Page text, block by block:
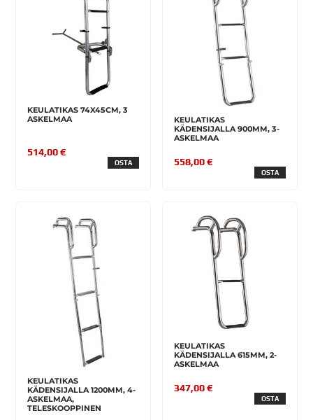
KEULATIKAS 74X45CM, 3
ASKELMAA
514,00 €
OSTA
KEULATIKAS
KÄDENSIJALLA 900MM, 3-
ASKELMAA
558,00 €
OSTA
KEULATIKAS
KÄDENSIJALLA 1200MM, 4-
ASKELMAA,
TELESKOOPPINEN
KEULATIKAS
KÄDENSIJALLA 615MM, 2-
ASKELMAA
347,00 €
OSTA